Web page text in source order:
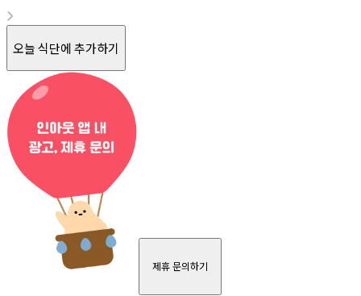
오늘 식단에 추가하기
제휴 문의하기